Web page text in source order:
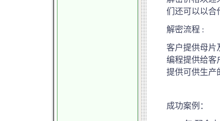
们还可以以合
解密流程 :
客户提供母片
编程提供给客
提供可供生产
成功案例：